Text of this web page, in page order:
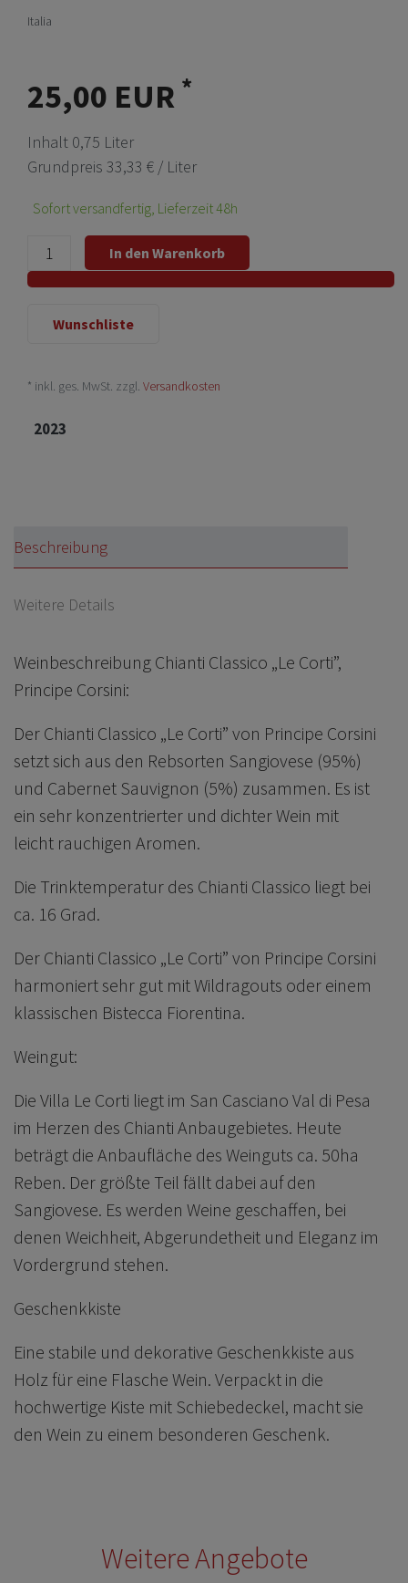
Italia
25,00 EUR *
Inhalt 0,75 Liter
Grundpreis 33,33 € / Liter
Sofort versandfertig, Lieferzeit 48h
In den Warenkorb
Wunschliste
* inkl. ges. MwSt. zzgl. Versandkosten
2023
Beschreibung
Weitere Details
Weinbeschreibung Chianti Classico „Le Corti”,
Principe Corsini:
Der Chianti Classico „Le Corti” von Principe Corsini
setzt sich aus den Rebsorten Sangiovese (95%)
und Cabernet Sauvignon (5%) zusammen. Es ist
ein sehr konzentrierter und dichter Wein mit
leicht rauchigen Aromen.
Die Trinktemperatur des Chianti Classico liegt bei
ca. 16 Grad.
Der Chianti Classico „Le Corti” von Principe Corsini
harmoniert sehr gut mit Wildragouts oder einem
klassischen Bistecca Fiorentina.
Weingut:
Die Villa Le Corti liegt im San Casciano Val di Pesa
im Herzen des Chianti Anbaugebietes. Heute
beträgt die Anbaufläche des Weinguts ca. 50ha
Reben. Der größte Teil fällt dabei auf den
Sangiovese. Es werden Weine geschaffen, bei
denen Weichheit, Abgerundetheit und Eleganz im
Vordergrund stehen.
Geschenkkiste
Eine stabile und dekorative Geschenkkiste aus
Holz für eine Flasche Wein. Verpackt in die
hochwertige Kiste mit Schiebedeckel, macht sie
den Wein zu einem besonderen Geschenk.
Weitere Angebote